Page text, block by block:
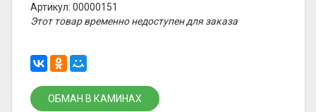
Артикул: 00000151
Этот товар временно недоступен для заказа
ОБМАН В КАМИНАХ